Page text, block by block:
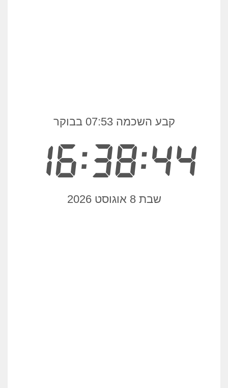
16:38:44
קבע השכמה 07:53 בבוקר
שבת 8 אוגוסט 2026